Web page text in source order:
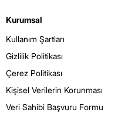
Kurumsal
Kullanım Şartları
Gizlilik Politikası
Çerez Politikası
Kişisel Verilerin Korunması
Veri Sahibi Başvuru Formu